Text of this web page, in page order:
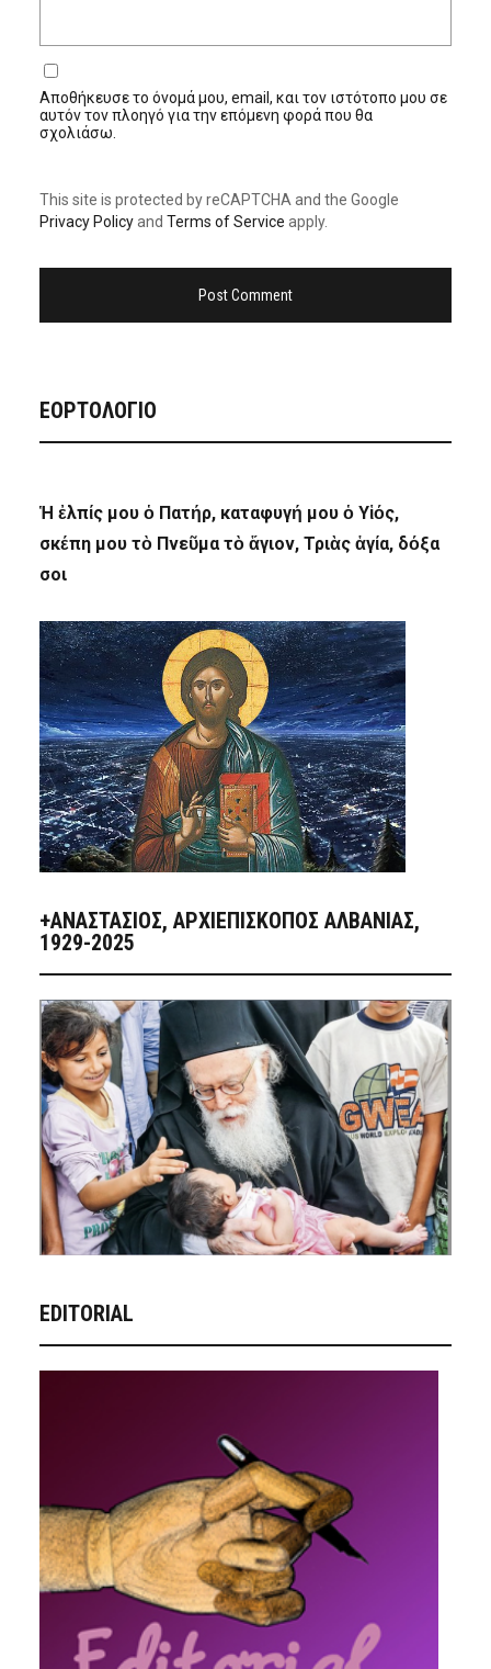
Αποθήκευσε το όνομά μου, email, και τον ιστότοπο μου σε
αυτόν τον πλοηγό για την επόμενη φορά που θα
σχολιάσω.
This site is protected by reCAPTCHA and the Google
Privacy Policyand Terms of Service apply.
ΕΟΡΤΟΛΟΓΙΟ
Ἡ ἐλπίς μου ὁ Πατήρ, καταφυγή μου ὁ Υἱός,
σκέπη μου τὸ Πνεῦμα τὸ ἅγιον, Τριὰς ἁγία, δόξα
σοι
+ΑΝΑΣΤΆΣΙΟΣ, ΑΡΧΙΕΠΊΣΚΟΠΟΣ ΑΛΒΑΝΊΑΣ,
1929-2025
EDITORIAL